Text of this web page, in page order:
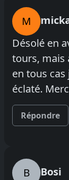
M
Désolé en
tours, mais
en tous
éclaté.
Répondre
B
Bosi